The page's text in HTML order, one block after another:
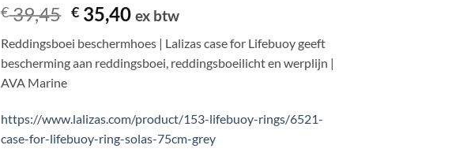
€39,45 Oorspronkelijke
prijs
was:
€ 39,45.
€35,40Huidige
is:
€ 35,40.
ex btw
Reddingsboei beschermhoes | Lalizas case for Lifebuoy geeft
bescherming aan reddingsboei, reddingsboeilicht en werplijn |
AVA Marine
https://www.lalizas.com/product/153-lifebuoy-rings/6521-
case-for-lifebuoy-ring-solas-75cm-grey